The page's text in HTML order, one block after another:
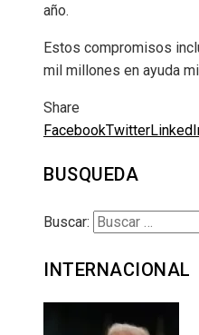
año.
Estos compromisos
mil millones en ayuda
Share
FacebookTwitter
BUSQUEDA
Buscar:
INTERNACIONAL